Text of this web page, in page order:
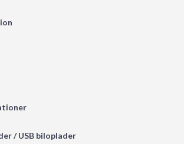
/ USB biloplader